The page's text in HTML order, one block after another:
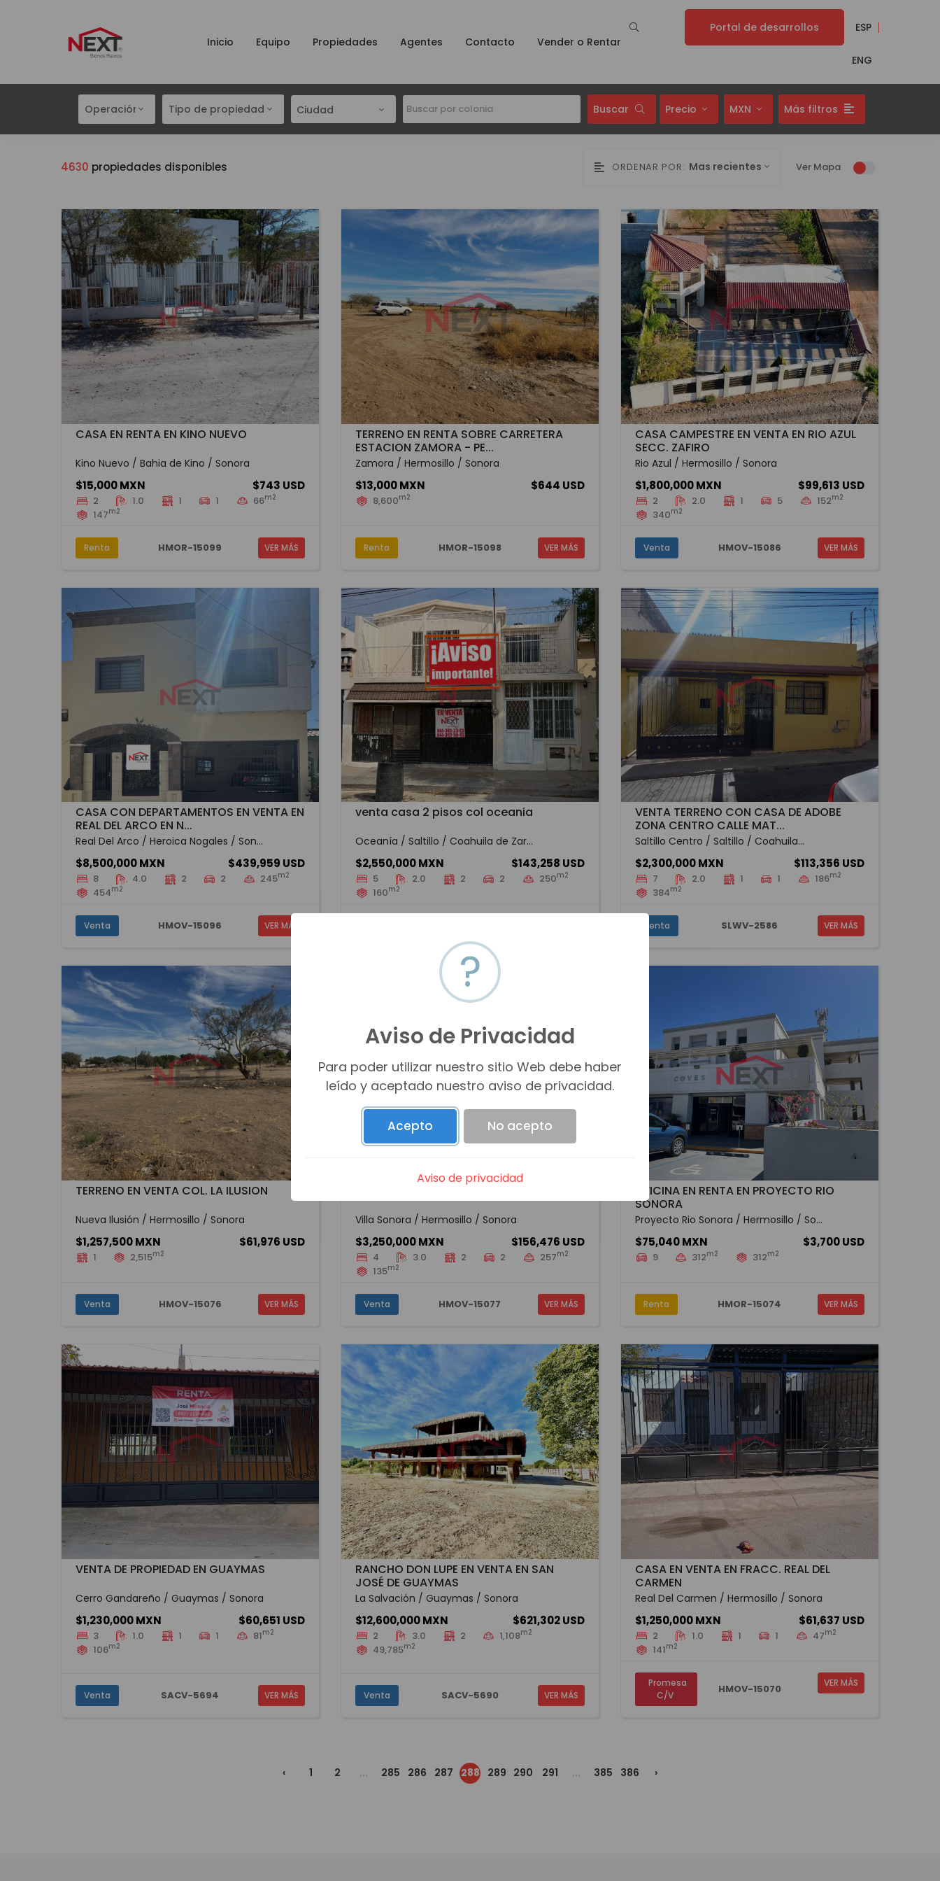
Inicio Equipo Propiedades Agentes Contacto Vender o Rentar
Portal de desarrollos ESP
ENG
Operación Tipo de propiedad Ciudad Buscar Precio MXN Más filtros
4630 propiedades disponibles ORDENAR POR: Mas recientes Ver Mapa
CASA EN RENTA EN KINO NUEVO
Kino Nuevo / Bahia de Kino / Sonora
$15,000 MXN $743 USD
2 1.0 1 1 66m2
147m2
Renta HMOR-15099 VER MÁS
TERRENO EN RENTA SOBRE CARRETERA
ESTACION ZAMORA - PE...
Zamora / Hermosillo / Sonora
$13,000 MXN $644 USD
8,600m2
Renta HMOR-15098 VER MÁS
CASA CAMPESTRE EN VENTA EN RIO AZUL
SECC. ZAFIRO
Rio Azul / Hermosillo / Sonora
$1,800,000 MXN $99,613 USD
2 2.0 1 5 152m2
340m2
Venta HMOV-15086 VER MÁS
CASA CON DEPARTAMENTOS EN VENTA EN
REAL DEL ARCO EN N...
Real Del Arco / Heroica Nogales / Son...
$8,500,000 MXN $439,959 USD
8 4.0 2 2 245m2
454m2
Venta HMOV-15096 VER MÁS
venta casa 2 pisos col oceania
Oceanía / Saltillo / Coahuila de Zar...
$2,550,000 MXN $143,258 USD
5 2.0 2 2 250m2
160m2
VENTA TERRENO CON CASA DE ADOBE
ZONA CENTRO CALLE MAT...
Saltillo Centro / Saltillo / Coahuila...
$2,300,000 MXN $113,356 USD
7 2.0 1 1 186m2
384m2
Venta SLWV-2586 VER MÁS
TERRENO EN VENTA COL. LA ILUSION
Nueva Ilusión / Hermosillo / Sonora
$1,257,500 MXN $61,976 USD
1 2,515m2
Venta HMOV-15076 VER MÁS
Villa Sonora / Hermosillo / Sonora
$3,250,000 MXN $156,476 USD
4 3.0 2 2 257m2
135m2
Venta HMOV-15077 VER MÁS
OFICINA EN RENTA EN PROYECTO RIO
SONORA
Proyecto Rio Sonora / Hermosillo / So...
$75,040 MXN $3,700 USD
9 312m2 312m2
Renta HMOR-15074 VER MÁS
VENTA DE PROPIEDAD EN GUAYMAS
Cerro Gandareño / Guaymas / Sonora
$1,230,000 MXN $60,651 USD
3 1.0 1 1 81m2
106m2
Venta SACV-5694 VER MÁS
RANCHO DON LUPE EN VENTA EN SAN
JOSÉ DE GUAYMAS
La Salvación / Guaymas / Sonora
$12,600,000 MXN $621,302 USD
2 3.0 2 1,108m2
49,785m2
Venta SACV-5690 VER MÁS
CASA EN VENTA EN FRACC. REAL DEL
CARMEN
Real Del Carmen / Hermosillo / Sonora
$1,250,000 MXN $61,637 USD
2 1.0 1 1 47m2
141m2
Promesa
C/V
HMOV-15070 VER MÁS
‹ 1 2 ... 285 286 287 288 289 290 291 ... 385 386 ›
?
Aviso de Privacidad
Para poder utilizar nuestro sitio Web debe haber
leído y aceptado nuestro aviso de privacidad.
Acepto No acepto
Aviso de privacidad